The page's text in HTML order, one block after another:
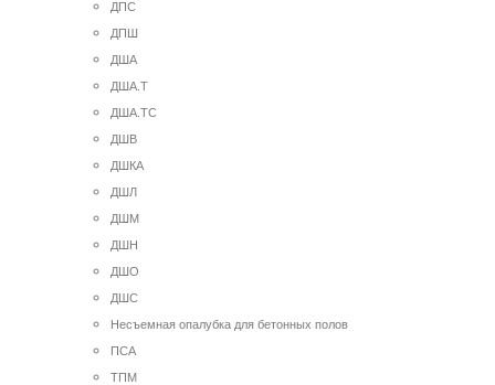
ДПС
ДПШ
ДША
ДША.Т
ДША.ТС
ДШВ
ДШКА
ДШЛ
ДШМ
ДШН
ДШО
ДШС
Несъемная опалубка для бетонных полов
ПСА
ТПМ